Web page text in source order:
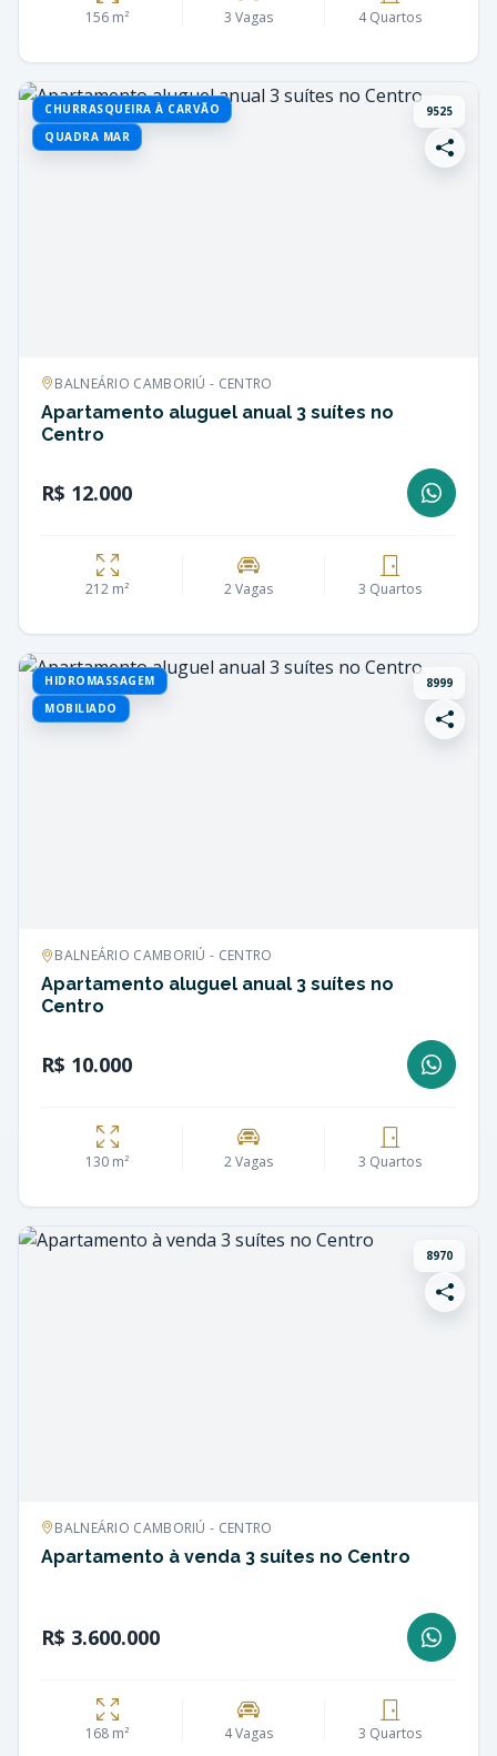
156 m² 3 Vagas 4 Quartos
CHURRASQUEIRA À CARVÃO
QUADRA MAR
9525
BALNEÁRIO CAMBORIÚ - CENTRO
Apartamento aluguel anual 3 suítes no
Centro
R$ 12.000
212 m² 2 Vagas 3 Quartos
HIDROMASSAGEM
MOBILIADO
8999
BALNEÁRIO CAMBORIÚ - CENTRO
Apartamento aluguel anual 3 suítes no
Centro
R$ 10.000
130 m² 2 Vagas 3 Quartos
8970
BALNEÁRIO CAMBORIÚ - CENTRO
Apartamento à venda 3 suítes no Centro
R$ 3.600.000
168 m² 4 Vagas 3 Quartos